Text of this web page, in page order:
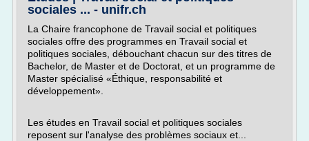
sociales ... - unifr.ch
La Chaire francophone de Travail social et politiques
sociales offre des programmes en Travail social et
politiques sociales, débouchant chacun sur des titres de
Bachelor, de Master et de Doctorat, et un programme de
Master spécialisé «Éthique, responsabilité et
développement».
Les études en Travail social et politiques sociales
reposent sur l'analyse des problèmes sociaux et...